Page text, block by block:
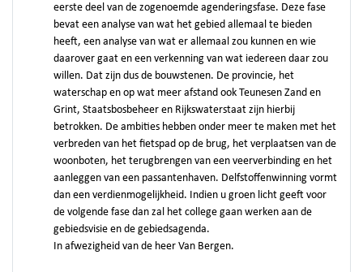
eerste deel van de zogenoemde agenderingsfase. Deze fase
bevat een analyse van wat het gebied allemaal te bieden
heeft, een analyse van wat er allemaal zou kunnen en wie
daarover gaat en een verkenning van wat iedereen daar zou
willen. Dat zijn dus de bouwstenen. De provincie, het
waterschap en op wat meer afstand ook Teunesen Zand en
Grint, Staatsbosbeheer en Rijkswaterstaat zijn hierbij
betrokken. De ambities hebben onder meer te maken met het
verbreden van het fietspad op de brug, het verplaatsen van de
woonboten, het terugbrengen van een veerverbinding en het
aanleggen van een passantenhaven. Delfstoffenwinning vormt
dan een verdienmogelijkheid. Indien u groen licht geeft voor
de volgende fase dan zal het college gaan werken aan de
gebiedsvisie en de gebiedsagenda.
In afwezigheid van de heer Van Bergen.